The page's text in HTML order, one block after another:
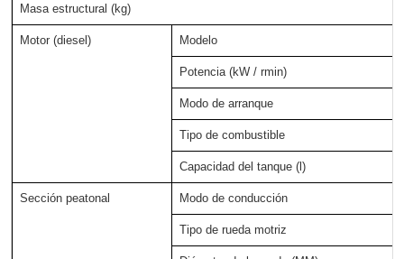
Masa estructural (kg)
Motor (diesel) Modelo
Potencia (kW / rmin)
Modo de arranque
Tipo de combustible
Capacidad del tanque (l)
Sección peatonal Modo de conducción
Tipo de rueda motriz